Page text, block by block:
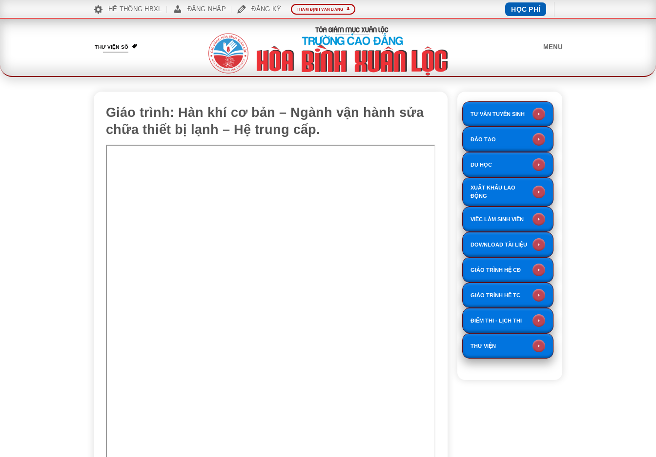
qua
HỆ THỐNG HBXL ĐĂNG NHẬP ĐĂNG KÝ THẨM ĐỊNH VĂN BẰNG HỌC PHÍ
THƯ VIỆN SỐ MENU
Giáo trình: Hàn khí cơ bản – Ngành vận hành sửa
chữa thiết bị lạnh – Hệ trung cấp.
TƯ VẤN TUYỂN SINH
ĐÀO TẠO
DU HỌC
XUẤT KHẨU LAO
ĐỘNG
VIỆC LÀM SINH VIÊN
DOWNLOAD TÀI LIỆU
GIÁO TRÌNH HỆ CĐ
GIÁO TRÌNH HỆ TC
ĐIỂM THI - LỊCH THI
THƯ VIỆN